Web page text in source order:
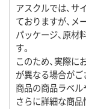
アスクルでは、サ
ておりますが、メ
パッケージ、原材
す。
このため、実際
が異なる場合がご
商品の商品ラベル
さらに詳細な商